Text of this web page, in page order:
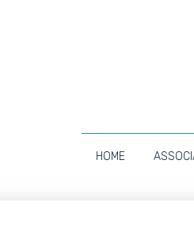
HOME